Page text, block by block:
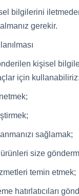
bilgilerini
gerekir.
kişisel
için kullanabiliriz:
sağlamak;
ürünleri size
temin etmek;
hatırlatıcıları